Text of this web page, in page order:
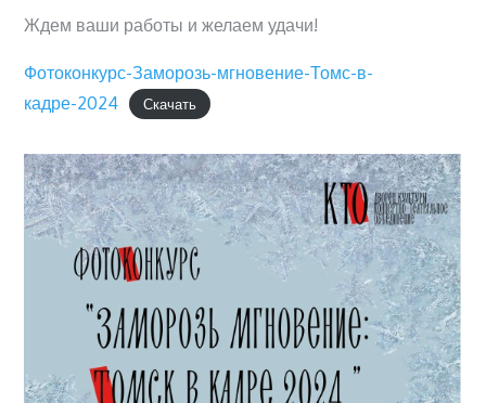
⁣Ждем ваши работы и желаем удачи!
Фотоконкурс-Заморозь-мгновение-Томс-в-
кадре-2024
Скачать